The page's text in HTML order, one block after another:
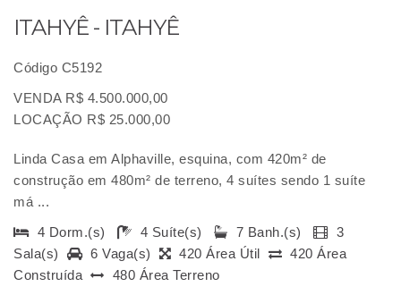
ITAHYÊ - ITAHYÊ
Código C5192
VENDA R$ 4.500.000,00
LOCAÇÃO R$ 25.000,00
Linda Casa em Alphaville, esquina, com 420m² de
construção em 480m² de terreno, 4 suítes sendo 1 suíte
má ...
4 Dorm.(s)
4 Suíte(s) 7 Banh.(s)
3
Sala(s)
6 Vaga(s) 420 Área Útil
420 Área
Construída
480 Área Terreno